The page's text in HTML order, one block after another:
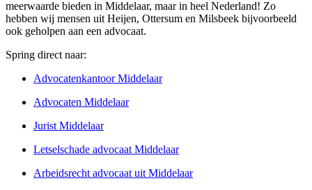
meerwaarde bieden in Middelaar, maar in heel Nederland! Zo
hebben wij mensen uit Heijen, Ottersum en Milsbeek bijvoorbeeld
ook geholpen aan een advocaat.
Spring direct naar:
Advocatenkantoor Middelaar
Advocaten Middelaar
Jurist Middelaar
Letselschade advocaat Middelaar
Arbeidsrecht advocaat uit Middelaar